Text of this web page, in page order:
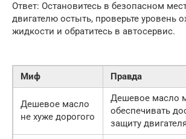
Ответ: Остановитесь в безопасном
двигателю остыть, проверьте уровень
жидкости и обратитесь в автосервис.
Миф Правда
Дешевое масло
не хуже дорогого
Дешевое масло
обеспечивать
защиту двигателя